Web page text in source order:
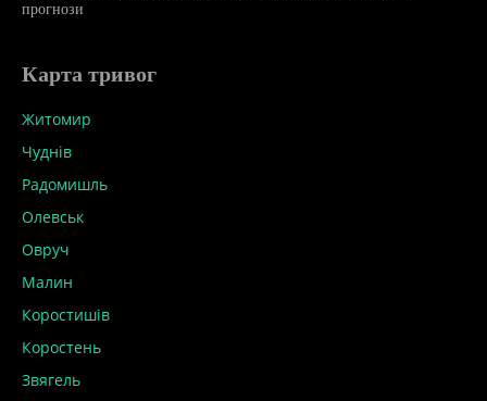
прогнози
Карта тривог
Житомир
Чуднів
Радомишль
Олевськ
Овруч
Малин
Коростишів
Коростень
Звягель